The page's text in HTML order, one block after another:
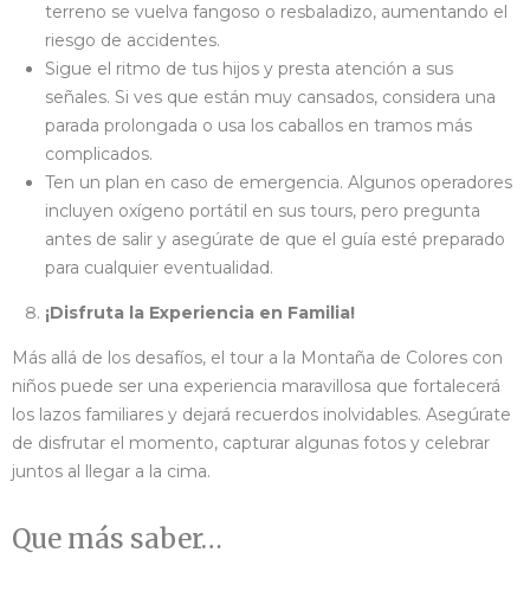
terreno se vuelva fangoso o resbaladizo, aumentando el
riesgo de accidentes.
Sigue el ritmo de tus hijos y presta atención a sus
señales. Si ves que están muy cansados, considera una
parada prolongada o usa los caballos en tramos más
complicados.
Ten un plan en caso de emergencia. Algunos operadores
incluyen oxígeno portátil en sus tours, pero pregunta
antes de salir y asegúrate de que el guía esté preparado
para cualquier eventualidad.
¡Disfruta la Experiencia en Familia!
Más allá de los desafíos, el tour a la Montaña de Colores con
niños puede ser una experiencia maravillosa que fortalecerá
los lazos familiares y dejará recuerdos inolvidables. Asegúrate
de disfrutar el momento, capturar algunas fotos y celebrar
juntos al llegar a la cima.
Que más saber…